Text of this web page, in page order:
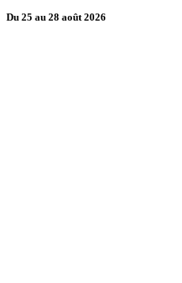
Du 25 au 28 août 2026